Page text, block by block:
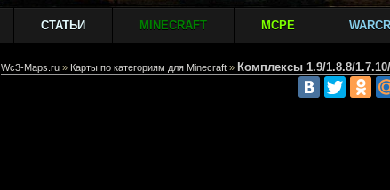
СТАТЬИ MINECRAFT MCPE
Wc3-Maps.ru » Карты по категориям для Minecraft » Комплексы 1.9/1.8.8/